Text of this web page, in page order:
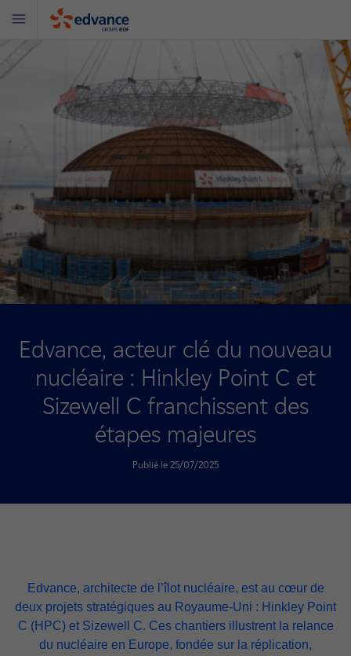
Menu
Edvance, acteur clé du nouveau
nucléaire : Hinkley Point C et
Sizewell C franchissent des
étapes majeures
Publié le 25/07/2025
Edvance, architecte de l’îlot nucléaire, est au cœur de
deux projets stratégiques au Royaume-Uni : Hinkley Point
C (HPC) et Sizewell C. Ces chantiers illustrent la relance
du nucléaire en Europe, fondée sur la réplication,